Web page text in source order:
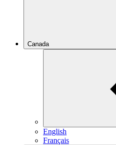
Canada
English
Français